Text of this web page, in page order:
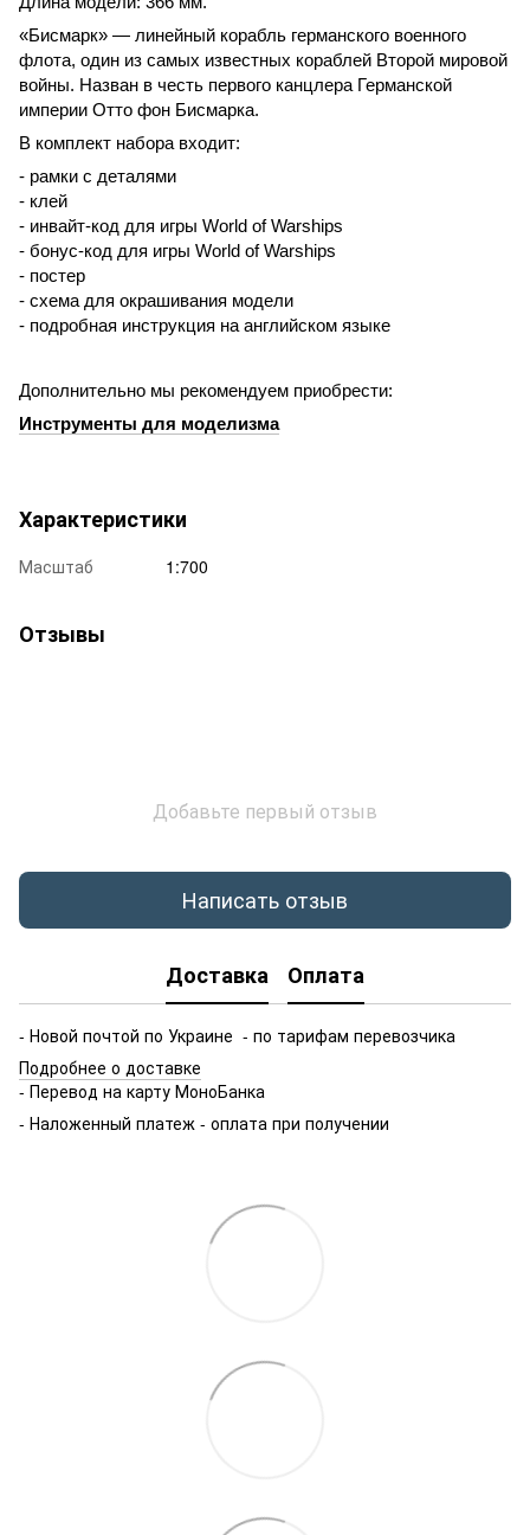
«Бисмарк» — линейный корабль германского военного
флота, один из самых известных кораблей Второй мировой
войны. Назван в честь первого канцлера Германской
империи Отто фон Бисмарка.
В комплект набора входит:
- рамки с деталями
- клей
- инвайт-код для игры World of Warships
- бонус-код для игры World of Warships
- постер
- схема для окрашивания модели
- подробная инструкция на английском языке
Дополнительно мы рекомендуем приобрести:
Инструменты для моделизма
Характеристики
Масштаб 1:700
Отзывы
Добавьте первый отзыв
Написать отзыв
Доставка Оплата
- Новой почтой по Украине - по тарифам перевозчика
Подробнее о доставке
- Перевод на карту МоноБанка
- Наложенный платеж - оплата при получении